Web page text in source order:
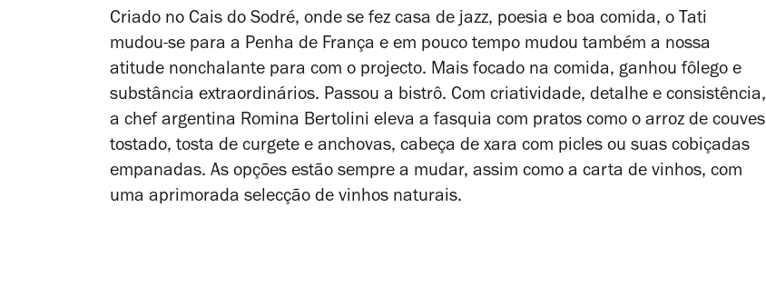
Criado no Cais do Sodré, onde se fez casa de jazz, poesia e boa comida, o Tati
mudou-se para a Penha de França e em pouco tempo mudou também a nossa
atitude nonchalante para com o projecto. Mais focado na comida, ganhou fôlego e
substância extraordinários. Passou a bistrô. Com criatividade, detalhe e consistência,
a chef argentina Romina Bertolini eleva a fasquia com pratos como o arroz de couves
tostado, tosta de curgete e anchovas, cabeça de xara com picles ou suas cobiçadas
empanadas. As opções estão sempre a mudar, assim como a carta de vinhos, com
uma aprimorada selecção de vinhos naturais.